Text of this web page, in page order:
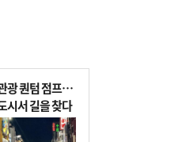
광 퀀텀 점프…
시서 길을 찾다